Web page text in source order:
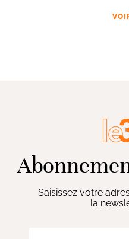
Saisissez votre
la